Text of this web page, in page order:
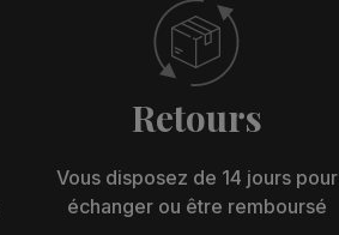
Retours
Vous disposez de 14 jours pour
échanger ou être remboursé